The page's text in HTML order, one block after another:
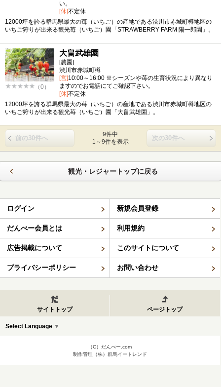
い。
[休]不定休
12000坪を誇る群馬県最大の苺（いちご）の産地である渋川市赤城町樽地区の
いちご狩りが出来る観光苺（いちご）園「STRAWBERRY FARM 陽一郎園」。
（0）
大畠武雄園
[農園]
渋川市赤城町樽
[営]10:00～16:00 ※シーズンや苺の生育状況により異なり
ますのでお電話にてご確認下さい。
[休]不定休
12000坪を誇る群馬県最大の苺（いちご）の産地である渋川市赤城町樽地区の
いちご狩りが出来る観光苺（いちご）園「大畠武雄園」。
前の30件へ
9件中
1～9件を表示
次の30件へ
観光・レジャートップに戻る
ログイン 新規会員登録
だんべー会員とは 利用規約
広告掲載について このサイトについて
プライバシーポリシー お問い合わせ
サイトトップ ページトップ
Select Language ▼
（C）だんべー.com
制作管理（株）群馬イートレンド